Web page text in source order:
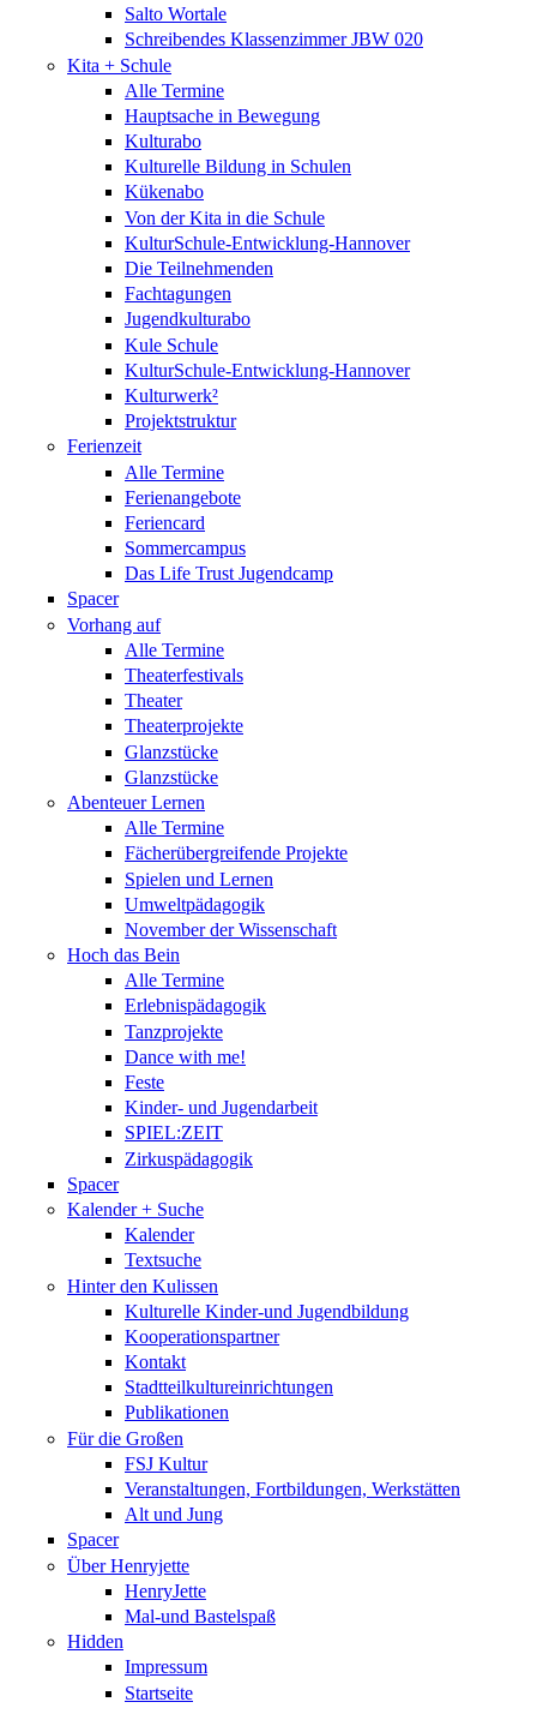
Salto Wortale
Schreibendes Klassenzimmer JBW 020
Kita + Schule
Alle Termine
Hauptsache in Bewegung
Kulturabo
Kulturelle Bildung in Schulen
Kükenabo
Von der Kita in die Schule
KulturSchule-Entwicklung-Hannover
Die Teilnehmenden
Fachtagungen
Jugendkulturabo
Kule Schule
KulturSchule-Entwicklung-Hannover
Kulturwerk²
Projektstruktur
Ferienzeit
Alle Termine
Ferienangebote
Feriencard
Sommercampus
Das Life Trust Jugendcamp
Spacer
Vorhang auf
Alle Termine
Theaterfestivals
Theater
Theaterprojekte
Glanzstücke
Glanzstücke
Abenteuer Lernen
Alle Termine
Fächerübergreifende Projekte
Spielen und Lernen
Umweltpädagogik
November der Wissenschaft
Hoch das Bein
Alle Termine
Erlebnispädagogik
Tanzprojekte
Dance with me!
Feste
Kinder- und Jugendarbeit
SPIEL:ZEIT
Zirkuspädagogik
Spacer
Kalender + Suche
Kalender
Textsuche
Hinter den Kulissen
Kulturelle Kinder-und Jugendbildung
Kooperationspartner
Kontakt
Stadtteilkultureinrichtungen
Publikationen
Für die Großen
FSJ Kultur
Veranstaltungen, Fortbildungen, Werkstätten
Alt und Jung
Spacer
Über Henryjette
HenryJette
Mal-und Bastelspaß
Hidden
Impressum
Startseite